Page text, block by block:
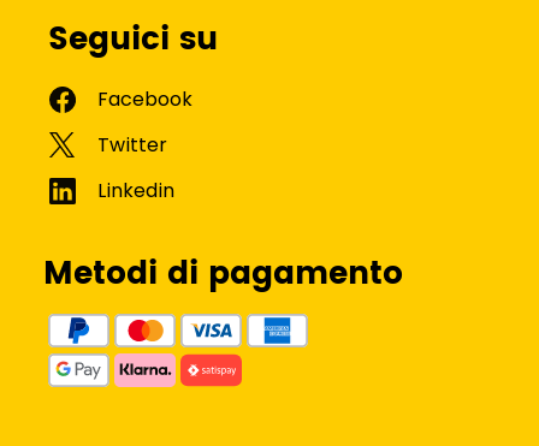
Seguici su
Metodi di pagamento